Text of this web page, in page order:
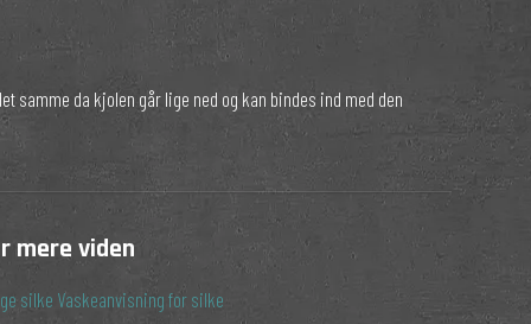
samme da kjolen går lige ned og kan bindes ind med den
mere viden
silke Vaskeanvisning for silke